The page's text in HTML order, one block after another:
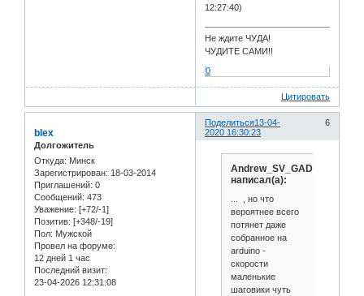
12:27:40)
Не ждите ЧУДА!
ЧУДИТЕ САМИ!!
0
Цитировать
Поделиться 6
13-04-
2020 16:30:23
blex
Долгожитель
Откуда: Минск
Зарегистрирован: 18-03-2014
Приглашений: 0
Сообщений: 473
Уважение: [+72/-1]
Позитив: [+348/-19]
Пол: Мужской
Провел на форуме:
12 дней 1 час
Последний визит:
23-04-2026 12:31:08
Andrew_SV_GAD
написал(а):
... , но что
вероятнее всего
потянет даже
собранное на
arduino -
скорости
маленькие
шаговики чуть